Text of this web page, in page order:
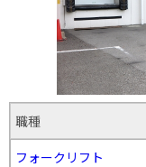
職種
フォークリフト